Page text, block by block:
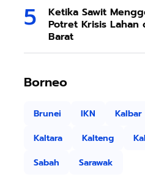
Ketika Sawit
Potret Krisis Lahan
Barat
Borneo
Brunei IKN Kalbar
Kaltara
Kalteng
Sabah
Sarawak